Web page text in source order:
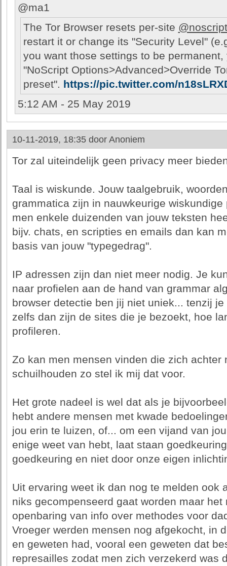
@ma1
The Tor Browser resets per-site @noscript
restart it or change its "Security Level"
you want those settings to be
"NoScript Options>Advanced>Override
preset". https://pic.twitter.com/
5:12 AM - 25 May 2019
10-11-2019, 18:35 door Anoniem
Tor zal uiteindelijk geen privacy meer
Taal is wiskunde. Jouw taalgebruik,
grammatica zijn in nauwkeurige
men enkele duizenden van jouw teksten
bijv. chats, en scripties en emails dan kan
basis van jouw "typegedrag".
IP adressen zijn dan niet meer nodig. Je
naar profielen aan de hand van grammar
browser detectie ben jij niet uniek... tenzij
zelfs dan zijn de sites die je bezoekt, hoe
profileren.
Zo kan men mensen vinden die zich achter
schuilhouden zo stel ik mij dat voor.
Het grote nadeel is wel dat als je
hebt andere mensen met kwade
jou erin te luizen, of... om een vijand van
enige weet van hebt, laat staan
goedkeuring en niet door onze eigen
Uit ervaring weet ik dan nog te melden ook
niks gecompenseerd gaat worden maar
openbaring van info over methodes voor
Vroeger werden mensen nog afgekocht, in
en geweten had, vooral een geweten dat
represailles zodat men zich verzekerd was